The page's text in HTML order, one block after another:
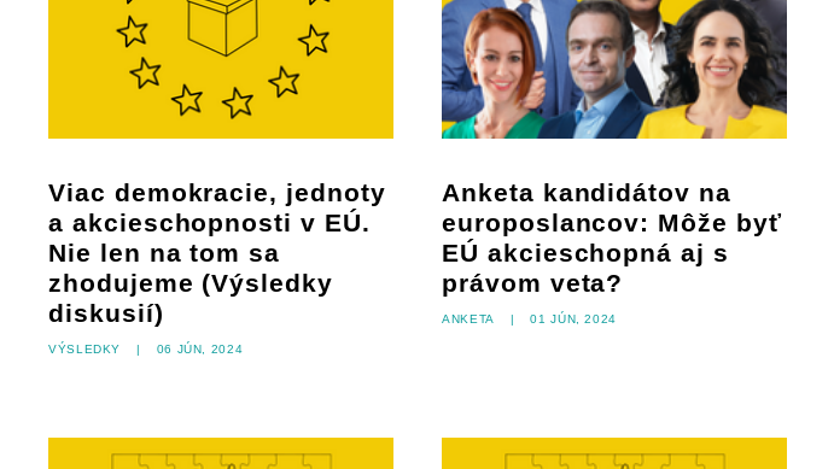
Viac demokracie, jednoty
a akcieschopnosti v EÚ.
Nie len na tom sa
zhodujeme (Výsledky
diskusií)
Výsledky | 06 jún, 2024
Anketa kandidátov na
europoslancov: Môže byť
EÚ akcieschopná aj s
právom veta?
Anketa | 01 jún, 2024